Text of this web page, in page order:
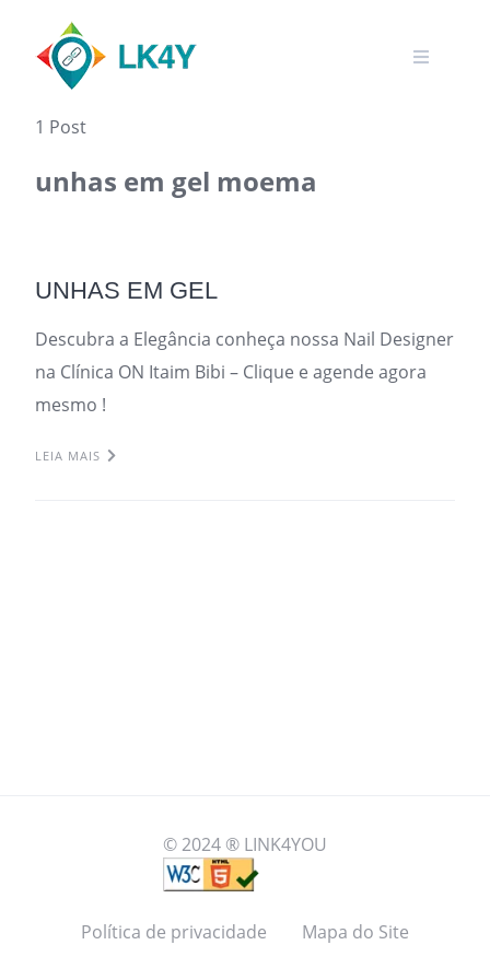
content
1 Post
unhas em gel moema
UNHAS EM GEL
Descubra a Elegância conheça nossa Nail Designer
na Clínica ON Itaim Bibi – Clique e agende agora
mesmo !
LEIA MAIS
© 2024 ® LINK4YOU
Política de privacidade Mapa do Site